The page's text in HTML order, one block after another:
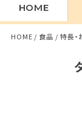
HOME
HOME 食品 特長